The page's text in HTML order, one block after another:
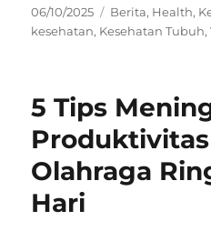
Posted
on
06/10/2025 Categories
Berita, Health,
kesehatan, Kesehatan Tubuh,
5 Tips
Olahraga
Hari